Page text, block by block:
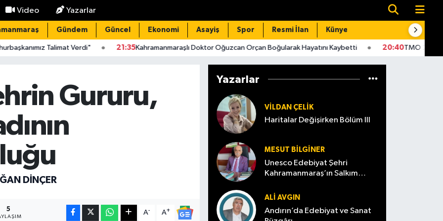
Video Yazarlar
Gündem Güncel Ekonomi Asayiş Spor Resmi İlan Künye
Talimat Verdi" 21:35 Kahramanmaraşlı Doktor Oğuzcan Orçan Boğularak Hayatını Kaybetti 20:40 TMO 2026 Fındık Alım
Gururu,
DINÇER
5 A- A+
Yazarlar
VILDAN ÇELIK
Haritalar Değişirken Bölüm III
MESUT BILGINER
Unesco Edebiyat Şehri
Kahramanmaraş’ın Salkım
ALI AVGIN
Andırın’da Edebiyat ve Sanat